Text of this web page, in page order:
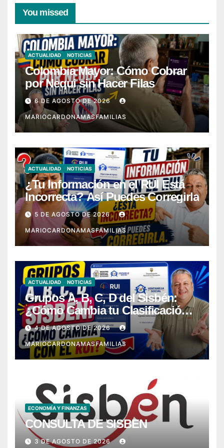
You missed
ACTUALIDAD NOTICIAS
Colombia Mayor: Cómo Cobrar
por Nequi sin Hacer Filas
6 DE AGOSTO DE 2026
MARIOCARDONAMASFAMILIAS
ACTUALIDAD NOTICIAS
¿Tu Información en el RUI Está
Incorrecta? Así Puedes Corregirla
5 DE AGOSTO DE 2026
MARIOCARDONAMASFAMILIAS
ACTUALIDAD NOTICIAS
Grupos A, B, C, D del Sisbén:
¿Cómo Cambia tu Clasificación
con el RUI?
4 DE AGOSTO DE 2026
MARIOCARDONAMASFAMILIAS
ECONOMÍA Y FINANZAS
CONSULTA DE SISBEN
3 DE AGOSTO DE 2026